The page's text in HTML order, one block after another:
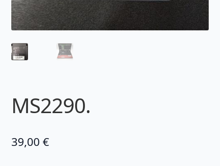
MS2290.
39,00 €